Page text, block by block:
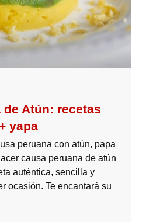
de Atún: recetas
yapa
peruana con atún, papa
causa peruana de atún
auténtica, sencilla y
ocasión. Te encantará su